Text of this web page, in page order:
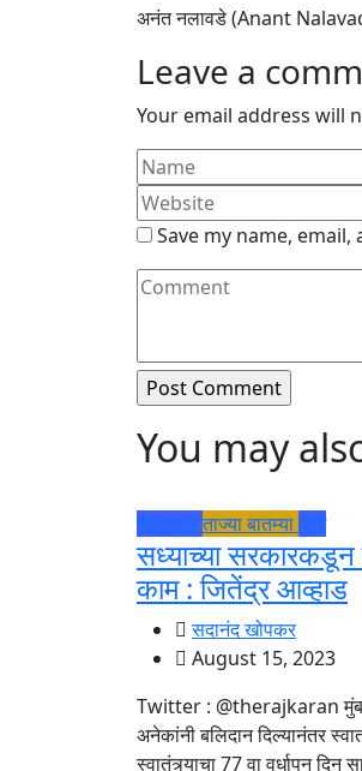
अनंत नलावडे (Anant
Leave a
Your email address will
Save my name,
You may
महाराष्ट्रताज्या बातम्यामुंबई
सध्याच्या सरकारकडून
काम : जितेंद्र आव्हाड
सदानंद खोपकर
August 15, 2023
Twitter : @therajkaran मुंबई
अनेकांनी बलिदान दिल्यानंतर
स्वातंत्र्याचा 77 वा वर्धापन दिन